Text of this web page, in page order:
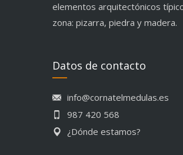
elementos arquitectónicos
zona: pizarra, piedra y madera.
Datos de contacto
info@cornatelmedulas.es
987 420 568
¿Dónde estamos?